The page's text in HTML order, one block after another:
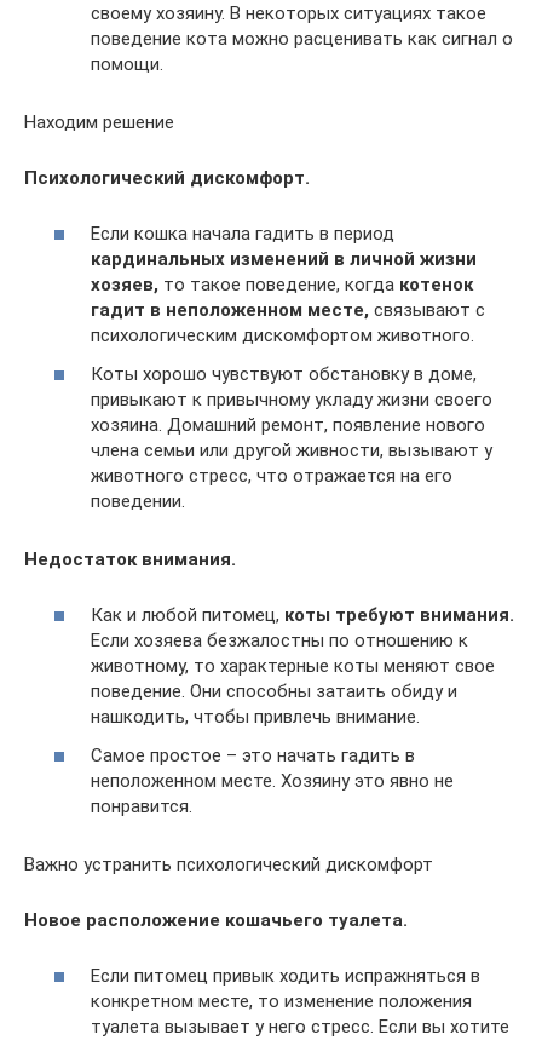
своему хозяину. В некоторых ситуациях такое
поведение кота можно расценивать как сигнал о
помощи.
Находим решение
Психологический дискомфорт.
Если кошка начала гадить в период
кардинальных изменений в личной жизни
хозяев, то такое поведение, когда котенок
гадит в неположенном месте, связывают с
психологическим дискомфортом животного.
Коты хорошо чувствуют обстановку в доме,
привыкают к привычному укладу жизни своего
хозяина. Домашний ремонт, появление нового
члена семьи или другой живности, вызывают у
животного стресс, что отражается на его
поведении.
Недостаток внимания.
Как и любой питомец, коты требуют внимания.
Если хозяева безжалостны по отношению к
животному, то характерные коты меняют свое
поведение. Они способны затаить обиду и
нашкодить, чтобы привлечь внимание.
Самое простое – это начать гадить в
неположенном месте. Хозяину это явно не
понравится.
Важно устранить психологический дискомфорт
Новое расположение кошачьего туалета.
Если питомец привык ходить испражняться в
конкретном месте, то изменение положения
туалета вызывает у него стресс. Если вы хотите